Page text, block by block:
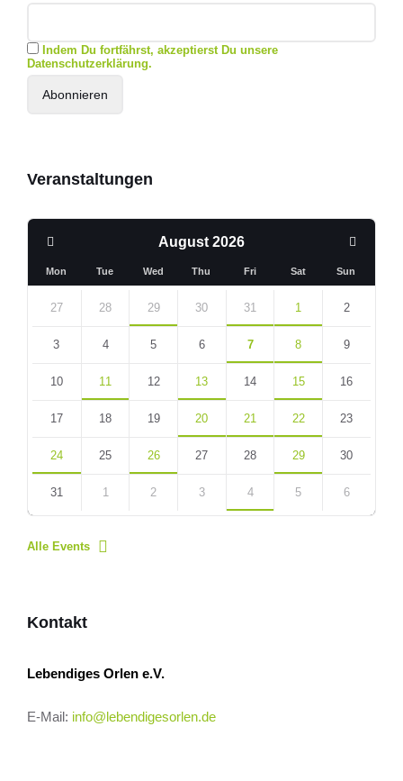
Indem Du fortfährst, akzeptierst Du unsere
Datenschutzerklärung.
Veranstaltungen
August 2026
Month
Mon Tue Wed Thu Fri Sat Sun
calendar
27 28 29 30 31 1 2
3 4 5 6 7 8 9
10 11 12 13 14 15 16
17 18 19 20 21 22 23
24 25 26 27 28 29 30
31 1 2 3 4 5 6
to
calendar
Alle Events
Kontakt
Lebendiges Orlen e.V.
E-Mail: info@lebendigesorlen.de